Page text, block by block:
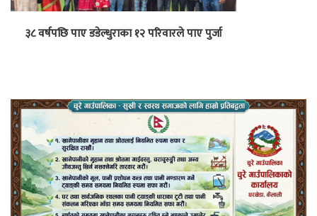
३८ वर्षपछि पाए डडेल्धुराका १२ परिवारले पाए पुर्जा